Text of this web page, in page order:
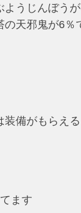
うじんぼう
天邪鬼が6
装備がもらえる
ます